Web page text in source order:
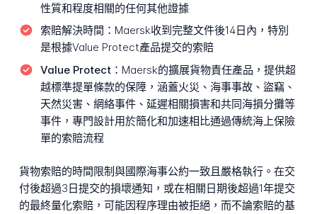
性質和程度相關的任何其他證據
索賠解決時間： Maersk收到完整文件後14日內，特別
是根據Value Protect產品提交的索賠
Value Protect： Maersk的擴展貨物責任產品，提供超
越標準提單條款的保障，涵蓋火災、海事事故、盜竊、
天然災害、網絡事件、延遲相關損害和共同海損分攤等
事件，專門設計用於簡化和加速相比通過傳統海上保險
單的索賠流程
貨物索賠的時間限制與國際海事公約一致且嚴格執行。在交
付後超過3日提交的損壞通知，或在相關日期後超過1年提交
的最終量化索賠，可能因程序理由被拒絕，而不論索賠的基